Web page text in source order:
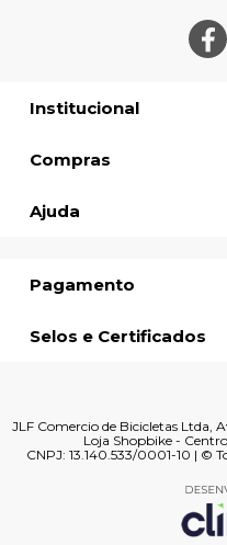
Institucional
Compras
Ajuda
Pagamento
Selos e Certificados
JLF Comercio de Bicicletas Ltda,
Loja Shopbike -
CNPJ: 13.140.533/0001-10 | ©